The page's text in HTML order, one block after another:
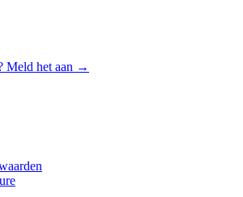
Meld het aan →